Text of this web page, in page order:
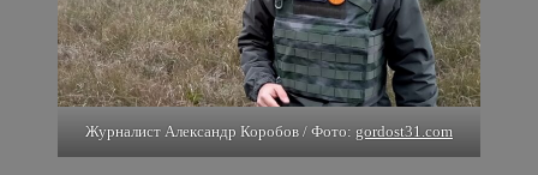
Журналист Александр Коробов / Фото: gordost31.com